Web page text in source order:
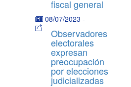
fiscal general
08/07/2023 -
Observadores
electorales
expresan
preocupación
por elecciones
judicializadas